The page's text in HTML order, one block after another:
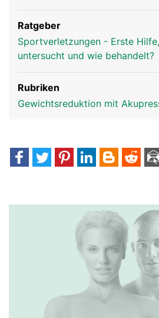
Ratgeber
Sportverletzungen - Erste
untersucht und wie behandelt?
Rubriken
Gewichtsreduktion mit